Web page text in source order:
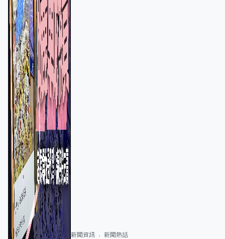
新聞資訊 新聞熱話